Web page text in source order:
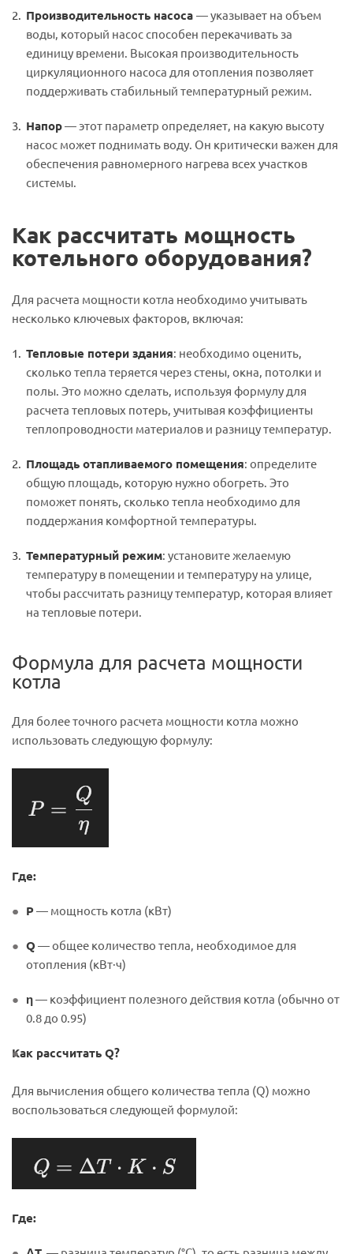
Производительность насоса — указывает на объем
воды, который насос способен перекачивать за
единицу времени. Высокая производительность
циркуляционного насоса для отопления позволяет
поддерживать стабильный температурный режим.
Напор— этот параметр определяет, на какую высоту
насос может поднимать воду. Он критически важен для
обеспечения равномерного нагрева всех участков
системы.
Как рассчитать мощность
котельного оборудования?
Для расчета мощности котла необходимо учитывать
несколько ключевых факторов, включая:
Тепловые потери здания: необходимо оценить,
сколько тепла теряется через стены, окна, потолки и
полы. Это можно сделать, используя формулу для
расчета тепловых потерь, учитывая коэффициенты
теплопроводности материалов и разницу температур.
Площадь отапливаемого помещения: определите
общую площадь, которую нужно обогреть. Это
поможет понять, сколько тепла необходимо для
поддержания комфортной температуры.
Температурный режим: установите желаемую
температуру в помещении и температуру на улице,
чтобы рассчитать разницу температур, которая влияет
на тепловые потери.
Формула для расчета мощности
котла
Для более точного расчета мощности котла можно
использовать следующую формулу:
Где:
P — мощность котла (кВт)
Q — общее количество тепла, необходимое для
отопления (кВт·ч)
η— коэффициент полезного действия котла (обычно от
0.8 до 0.95)
Как рассчитать Q?
Для вычисления общего количества тепла (Q) можно
воспользоваться следующей формулой:
Где: